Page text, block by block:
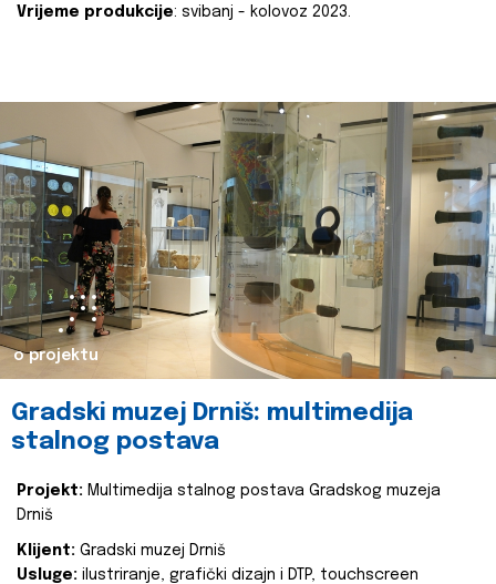
Vrijeme produkcije: svibanj - kolovoz 2023.
o projektu
Gradski muzej Drniš: multimedija
stalnog postava
Projekt: Multimedija stalnog postava Gradskog muzeja
Drniš
Klijent: Gradski muzej Drniš
Usluge: ilustriranje, grafički dizajn i DTP, touchscreen